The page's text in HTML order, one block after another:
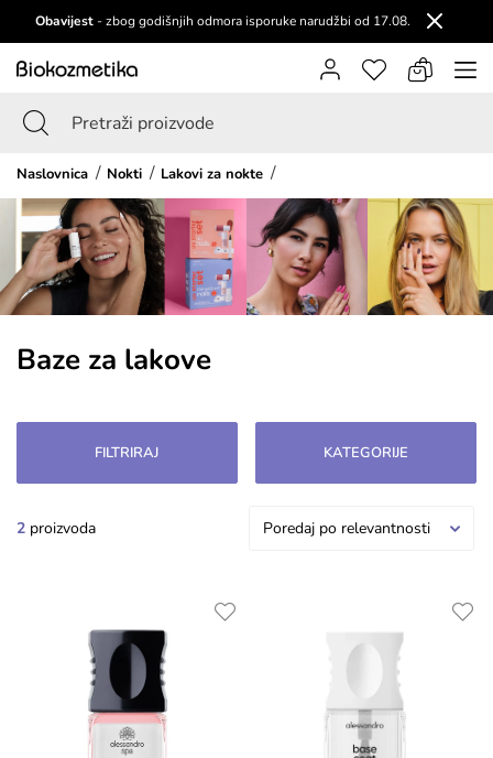
Obavijest - zbog godišnjih odmora isporuke narudžbi od 17.08.
Naslovnica Nokti Lakovi za nokte
Baze za lakove
FILTRIRAJ KATEGORIJE
2 proizvoda Poredaj po relevantnosti